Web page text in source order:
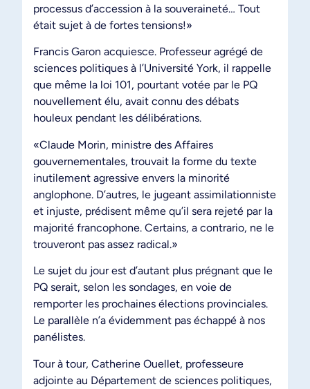
processus d’accession à la souveraineté… Tout
était sujet à de fortes tensions!»
Francis Garon acquiesce. Professeur agrégé de
sciences politiques à l’Université York, il rappelle
que même la loi 101, pourtant votée par le PQ
nouvellement élu, avait connu des débats
houleux pendant les délibérations.
«Claude Morin, ministre des Affaires
gouvernementales, trouvait la forme du texte
inutilement agressive envers la minorité
anglophone. D’autres, le jugeant assimilationniste
et injuste, prédisent même qu’il sera rejeté par la
majorité francophone. Certains, a contrario, ne le
trouveront pas assez radical.»
Le sujet du jour est d’autant plus prégnant que le
PQ serait, selon les sondages, en voie de
remporter les prochaines élections provinciales.
Le parallèle n’a évidemment pas échappé à nos
panélistes.
Tour à tour, Catherine Ouellet, professeure
adjointe au Département de sciences politiques,